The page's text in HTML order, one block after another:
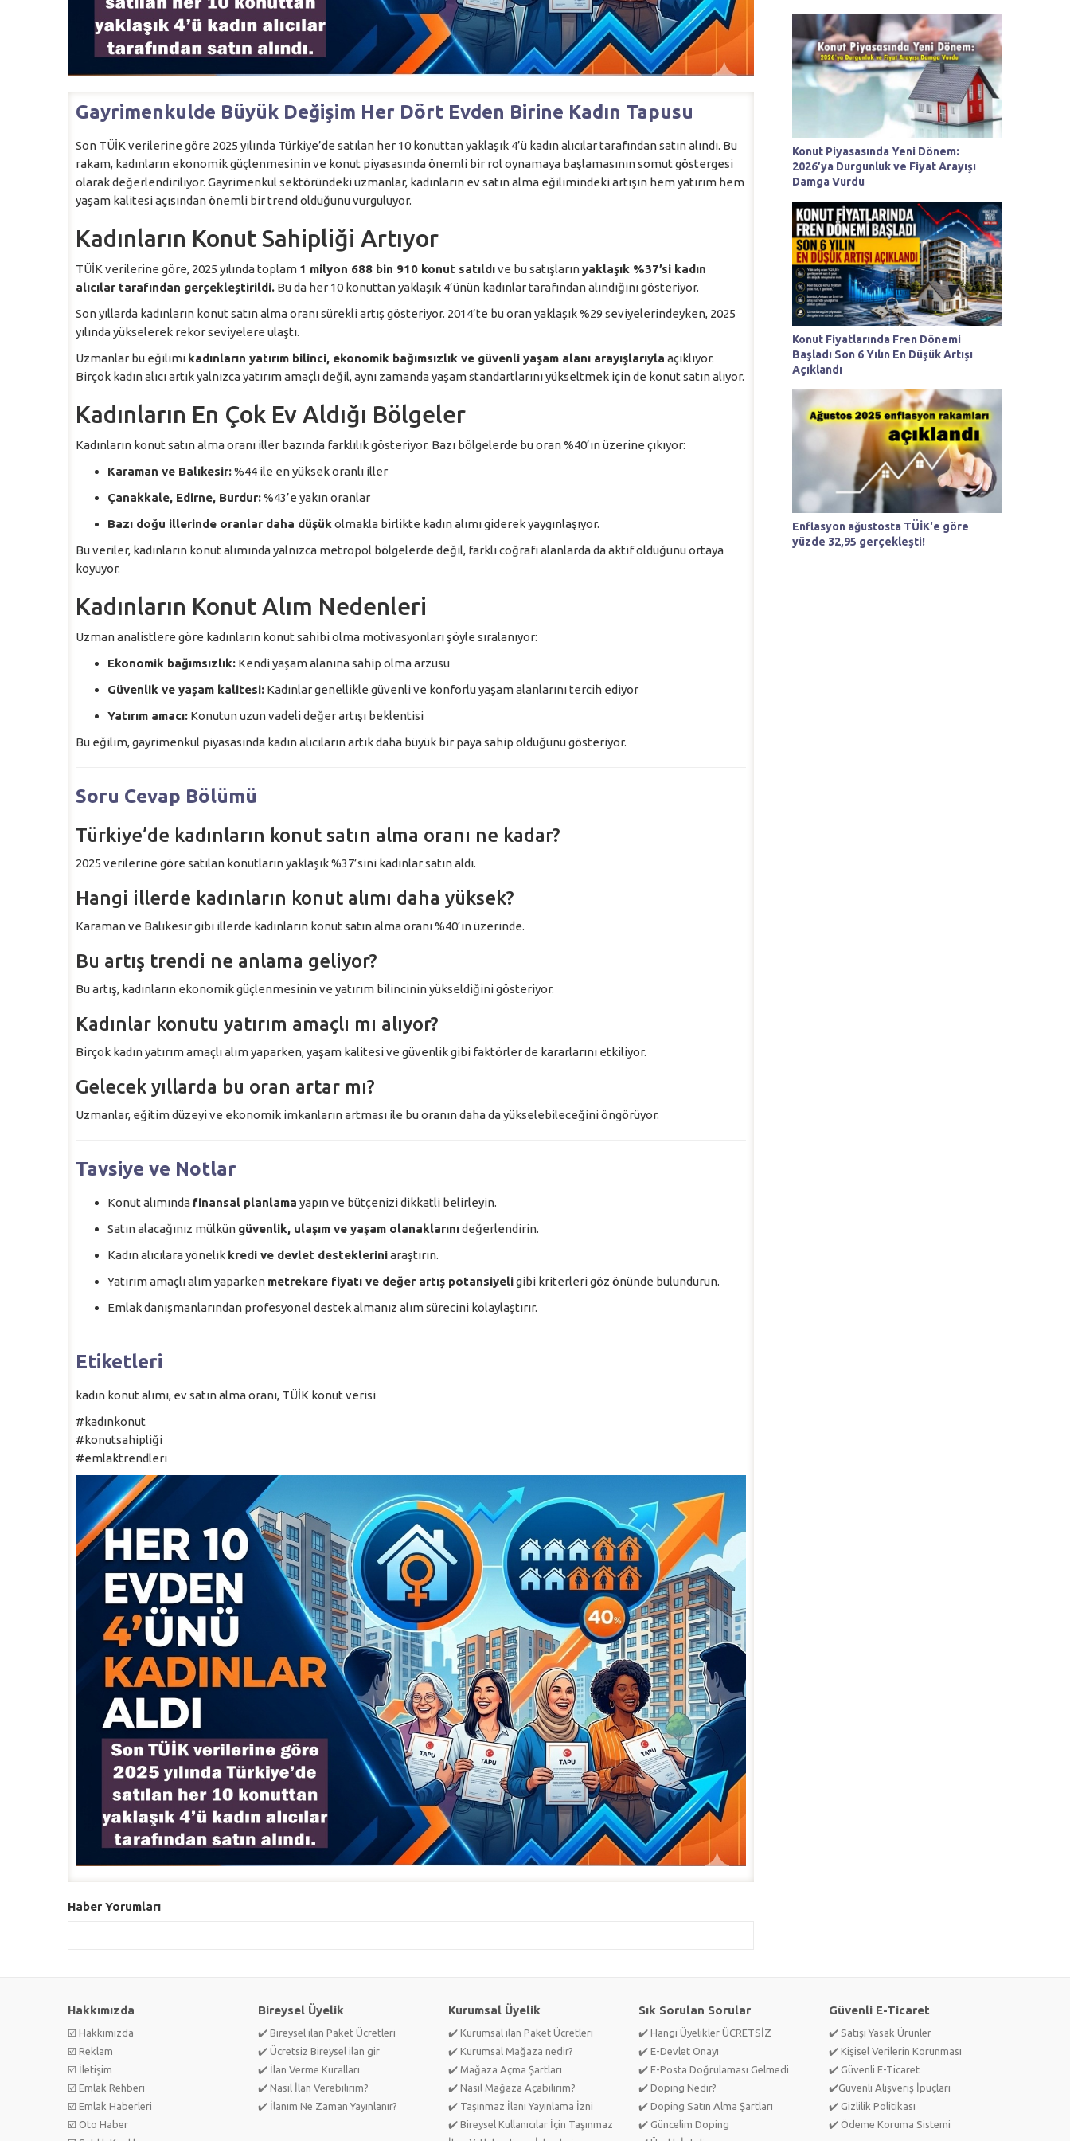
Gayrimenkulde Büyük Değişim Her Dört Evden Birine Kadın Tapusu
Son TÜİK verilerine göre 2025 yılında Türkiye’de satılan her 10 konuttan yaklaşık 4’ü kadın alıcılar tarafından satın alındı. Bu
rakam, kadınların ekonomik güçlenmesinin ve konut piyasasında önemli bir rol oynamaya başlamasının somut göstergesi
olarak değerlendiriliyor. Gayrimenkul sektöründeki uzmanlar, kadınların ev satın alma eğilimindeki artışın hem yatırım hem
yaşam kalitesi açısından önemli bir trend olduğunu vurguluyor.
Kadınların Konut Sahipliği Artıyor
TÜİK verilerine göre, 2025 yılında toplam 1 milyon 688 bin 910 konut satıldıve bu satışlarınyaklaşık %37’si kadın
alıcılar tarafından gerçekleştirildi.Bu da her 10 konuttan yaklaşık 4’ünün kadınlar tarafından alındığını gösteriyor.
Son yıllarda kadınların konut satın alma oranı sürekli artış gösteriyor. 2014’te bu oran yaklaşık %29 seviyelerindeyken, 2025
yılında yükselerek rekor seviyelere ulaştı.
Uzmanlar bu eğilimi kadınların yatırım bilinci, ekonomik bağımsızlık ve güvenli yaşam alanı arayışlarıyla açıklıyor.
Birçok kadın alıcı artık yalnızca yatırım amaçlı değil, aynı zamanda yaşam standartlarını yükseltmek için de konut satın alıyor.
Kadınların En Çok Ev Aldığı Bölgeler
Kadınların konut satın alma oranı iller bazında farklılık gösteriyor. Bazı bölgelerde bu oran %40’ın üzerine çıkıyor:
Karaman ve Balıkesir:%44 ile en yüksek oranlı iller
Çanakkale, Edirne, Burdur:%43’e yakın oranlar
Bazı doğu illerinde oranlar daha düşük olmakla birlikte kadın alımı giderek yaygınlaşıyor.
Bu veriler, kadınların konut alımında yalnızca metropol bölgelerde değil, farklı coğrafi alanlarda da aktif olduğunu ortaya
koyuyor.
Kadınların Konut Alım Nedenleri
Uzman analistlere göre kadınların konut sahibi olma motivasyonları şöyle sıralanıyor:
Ekonomik bağımsızlık:Kendi yaşam alanına sahip olma arzusu
Güvenlik ve yaşam kalitesi:Kadınlar genellikle güvenli ve konforlu yaşam alanlarını tercih ediyor
Yatırım amacı:Konutun uzun vadeli değer artışı beklentisi
Bu eğilim, gayrimenkul piyasasında kadın alıcıların artık daha büyük bir paya sahip olduğunu gösteriyor.
Soru Cevap Bölümü
Türkiye’de kadınların konut satın alma oranı ne kadar?
2025 verilerine göre satılan konutların yaklaşık %37’sini kadınlar satın aldı.
Hangi illerde kadınların konut alımı daha yüksek?
Karaman ve Balıkesir gibi illerde kadınların konut satın alma oranı %40’ın üzerinde.
Bu artış trendi ne anlama geliyor?
Bu artış, kadınların ekonomik güçlenmesinin ve yatırım bilincinin yükseldiğini gösteriyor.
Kadınlar konutu yatırım amaçlı mı alıyor?
Birçok kadın yatırım amaçlı alım yaparken, yaşam kalitesi ve güvenlik gibi faktörler de kararlarını etkiliyor.
Gelecek yıllarda bu oran artar mı?
Uzmanlar, eğitim düzeyi ve ekonomik imkanların artması ile bu oranın daha da yükselebileceğini öngörüyor.
Tavsiye ve Notlar
Konut alımında finansal planlama yapın ve bütçenizi dikkatli belirleyin.
Satın alacağınız mülkün güvenlik, ulaşım ve yaşam olanaklarınıdeğerlendirin.
Kadın alıcılara yönelik kredi ve devlet destekleriniaraştırın.
Yatırım amaçlı alım yaparken metrekare fiyatı ve değer artış potansiyeligibi kriterleri göz önünde bulundurun.
Emlak danışmanlarından profesyonel destek almanız alım sürecini kolaylaştırır.
Etiketleri
kadın konut alımı, ev satın alma oranı, TÜİK konut verisi
#kadınkonut
#konutsahipliği
#emlaktrendleri
Haber Yorumları
Konut Piyasasında Yeni Dönem:
2026’ya Durgunluk ve Fiyat Arayışı
Damga Vurdu
Konut Fiyatlarında Fren Dönemi
Başladı Son 6 Yılın En Düşük Artışı
Açıklandı
Enflasyon ağustosta TÜİK'e göre
yüzde 32,95 gerçekleşti!
Hakkımızda
☑️ Hakkımızda
☑️ Reklam
☑️ İletişim
☑️ Emlak Rehberi
☑️ Emlak Haberleri
☑️ Oto Haber
Bireysel Üyelik
✔️ Bireysel ilan Paket Ücretleri
✔️ Ücretsiz Bireysel ilan gir
✔️ İlan Verme Kuralları
✔️ Nasıl İlan Verebilirim?
✔️ İlanım Ne Zaman Yayınlanır?
Kurumsal Üyelik
✔️ Kurumsal ilan Paket Ücretleri
✔️ Kurumsal Mağaza nedir?
✔️ Mağaza Açma Şartları
✔️ Nasıl Mağaza Açabilirim?
✔️ Taşınmaz İlanı Yayınlama İzni
✔️ Bireysel Kullanıcılar İçin Taşınmaz
Sık Sorulan Sorular
✔️ Hangi Üyelikler ÜCRETSİZ
✔️ E-Devlet Onayı
✔️ E-Posta Doğrulaması Gelmedi
✔️ Doping Nedir?
✔️ Doping Satın Alma Şartları
✔️ Güncelim Doping
Güvenli E-Ticaret
✔️ Satışı Yasak Ürünler
✔️ Kişisel Verilerin Korunması
✔️ Güvenli E-Ticaret
✔️Güvenli Alışveriş İpuçları
✔️ Gizlilik Politikası
✔️ Ödeme Koruma Sistemi